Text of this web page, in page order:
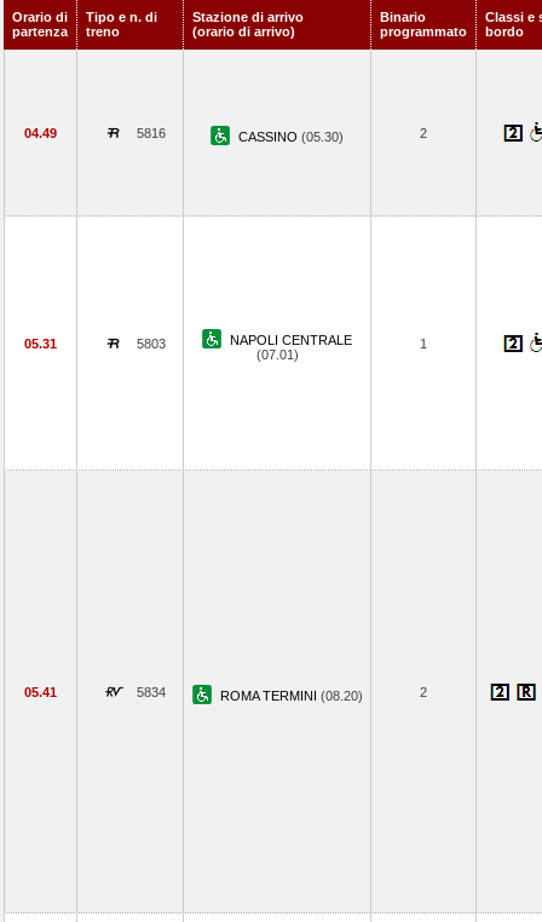
Orario di
partenza
Tipo e n. di
treno
Stazione di arrivo
(orario di arrivo)
Binario
programmato
Classi e
bordo
04.49 5816 CASSINO (05.30) 2
05.31 5803
NAPOLI CENTRALE
(07.01)
1
05.41 5834 ROMA TERMINI (08.20) 2